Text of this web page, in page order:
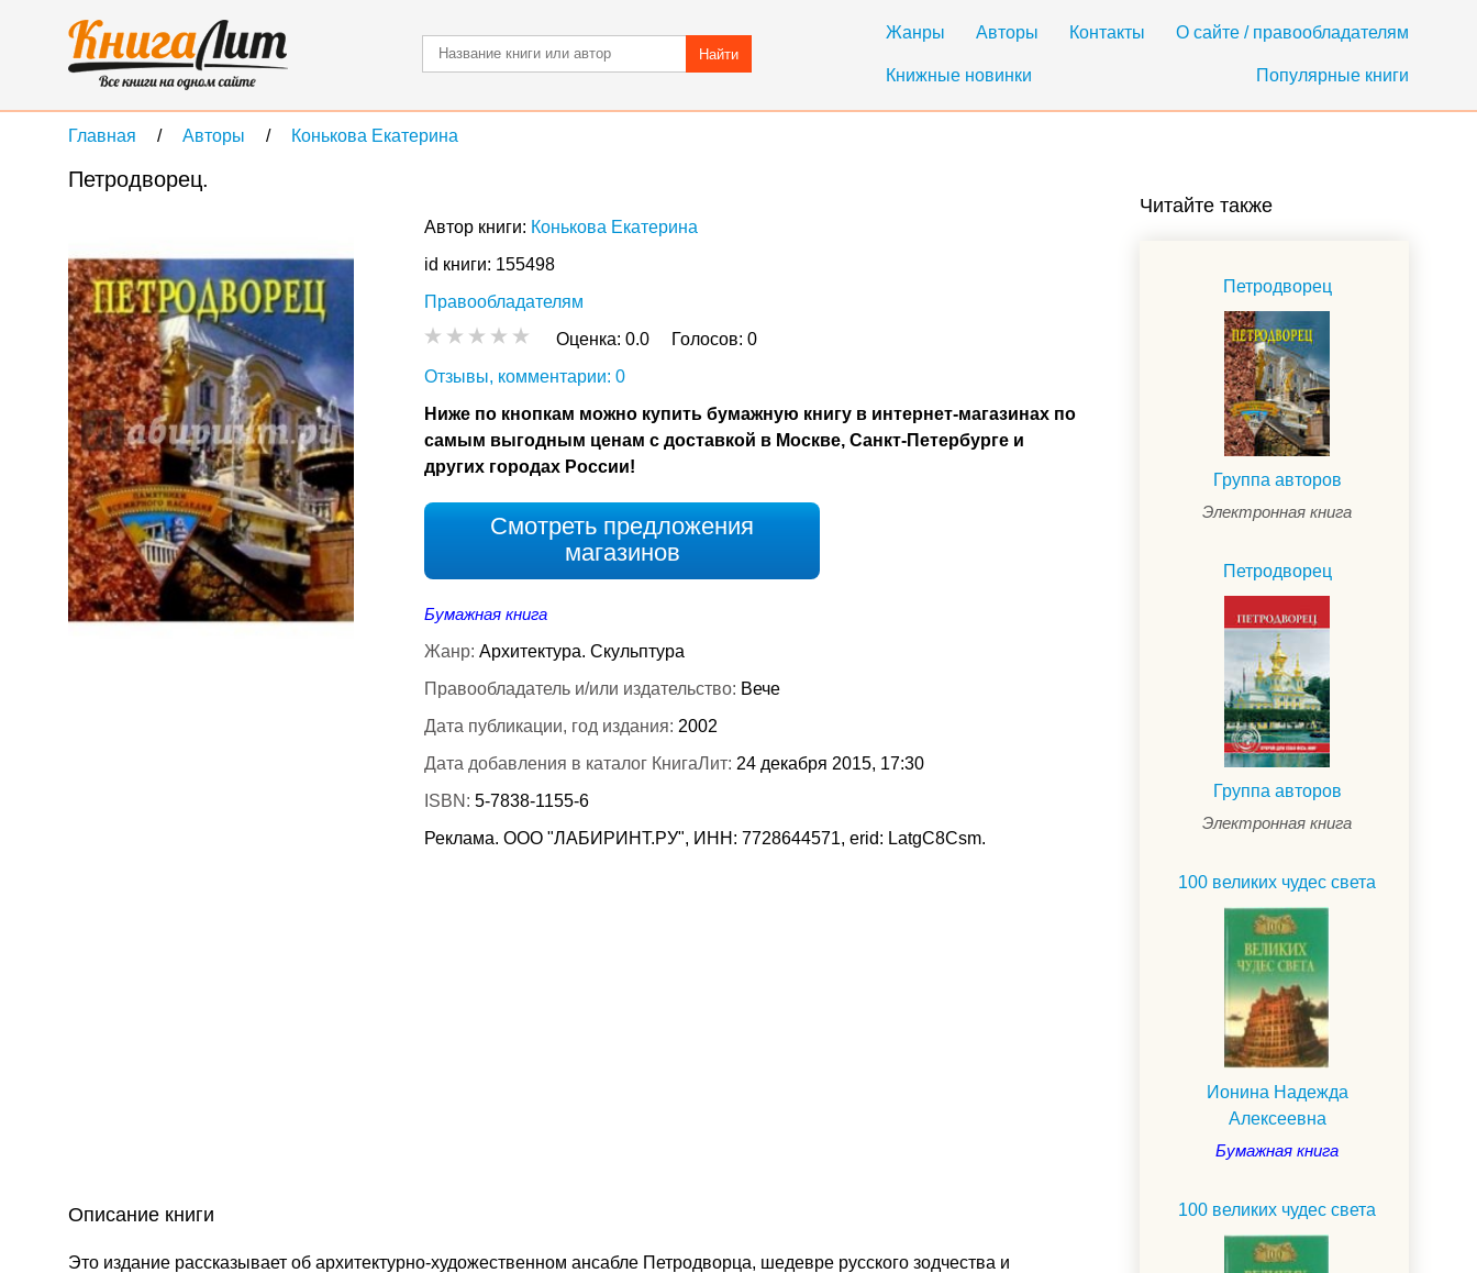
Жанры Авторы Контакты О сайте / правообладателям
Книжные новинки Популярные книги
Найти
Главная Авторы Конькова Екатерина
Петродворец.
Автор книги: Конькова Екатерина
id книги: 155498
Правообладателям
Оценка: 0.0 Голосов: 0
Отзывы, комментарии: 0
Ниже по кнопкам можно купить бумажную книгу в интернет-магазинах по
самым выгодным ценам с доставкой в Москве, Санкт-Петербурге и
других городах России!
Смотреть предложения
магазинов
Бумажная книга
Жанр: Архитектура. Скульптура
Правообладатель и/или издательство: Вече
Дата публикации, год издания: 2002
Дата добавления в каталог КнигаЛит: 24 декабря 2015, 17:30
ISBN: 5-7838-1155-6
Реклама. ООО "ЛАБИРИНТ.РУ", ИНН: 7728644571, erid: LatgC8Csm.
Описание книги
Это издание рассказывает об архитектурно-художественном ансабле Петродворца, шедевре русского зодчества и
Читайте также
Петродворец
Группа авторов
Электронная книга
Петродворец
Группа авторов
Электронная книга
100 великих чудес света
Ионина Надежда
Алексеевна
Бумажная книга
100 великих чудес света